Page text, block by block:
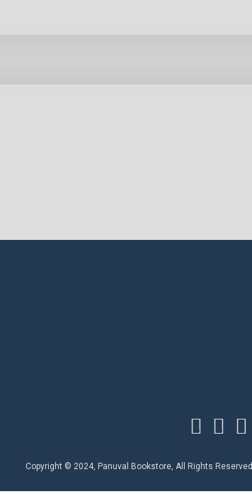
Copyright © 2024, Panuval Bookstore, All Rights Reserved